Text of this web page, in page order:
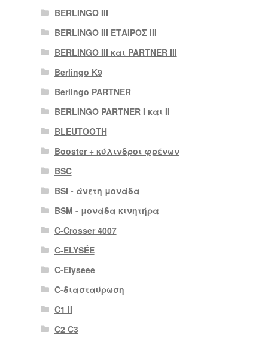
BERLINGO III
BERLINGO III ΕΤΑΙΡΟΣ III
BERLINGO III και PARTNER III
Berlingo K9
Berlingo PARTNER
BERLINGO PARTNER I και II
BLEUTOOTH
Booster + κύλινδροι φρένων
BSC
BSI - άνετη μονάδα
BSM - μονάδα κινητήρα
C-Crosser 4007
C-ELYSÉE
C-Elyseee
C-διασταύρωση
C1 II
C2 C3